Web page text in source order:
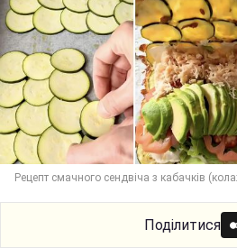
Рецепт смачного сендвіча з кабачків
Поділитися